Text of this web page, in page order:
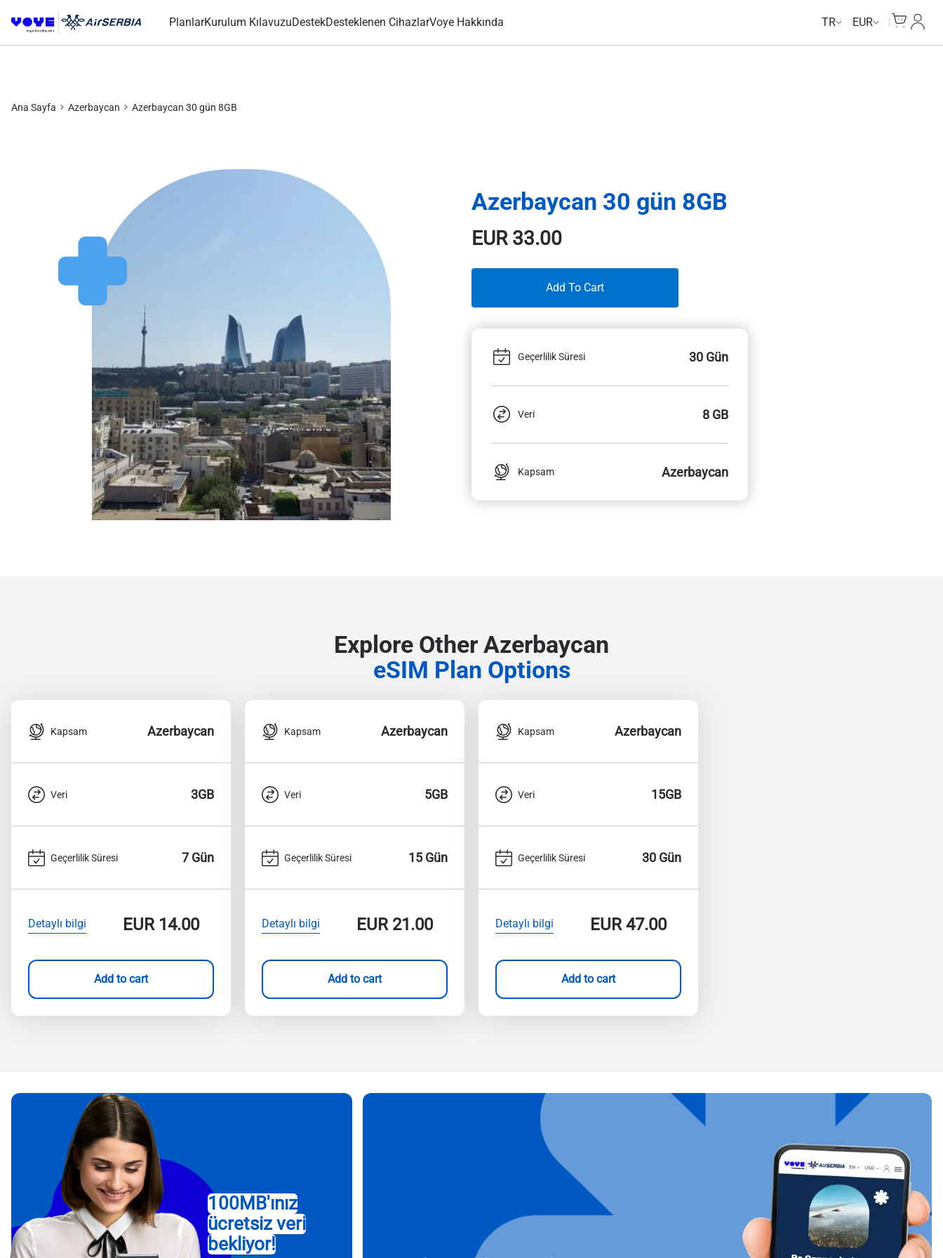
PlanlarKurulum KılavuzuDestekDesteklenen CihazlarVoye Hakkında TR EUR
Ana Sayfa Azerbaycan Azerbaycan 30 gün 8GB
Azerbaycan 30 gün 8GB
EUR33.00
Add To Cart
Geçerlilik Süresi 30 Gün
Veri 8 GB
Kapsam Azerbaycan
Explore Other Azerbaycan
eSIM Plan Options
Kapsam Azerbaycan
Veri 3GB
Geçerlilik Süresi 7 Gün
Detaylı bilgi EUR14.00
Add to cart
Kapsam Azerbaycan
Veri 5GB
Geçerlilik Süresi 15 Gün
Detaylı bilgi EUR21.00
Add to cart
Kapsam Azerbaycan
Veri 15GB
Geçerlilik Süresi 30 Gün
Detaylı bilgi EUR47.00
Add to cart
100MB'ınız
ücretsiz veri
bekliyor!